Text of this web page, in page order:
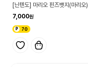
[닌텐도] 마리오 핀즈뱃지(마리오)
7,000
70